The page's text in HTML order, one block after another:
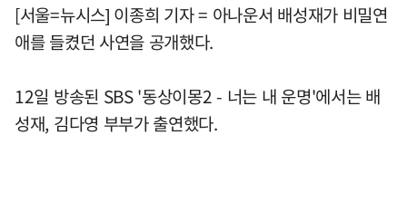
[서울=뉴시스] 이종희 기자 = 아나운서 배성재가 비밀연
애를 들켰던 사연을 공개했다.
12일 방송된 SBS '동상이몽2 - 너는 내 운명'에서는 배
성재, 김다영 부부가 출연했다.